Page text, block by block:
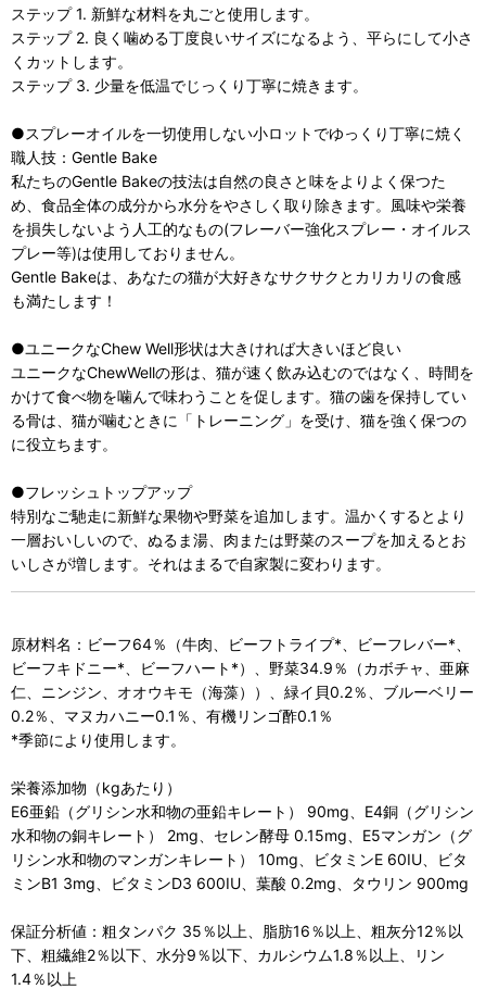
ステップ 1. 新鮮な材料を丸ごと使用します。
ステップ 2. 良く噛める丁度良いサイズになるよう、平らにして小さ
くカットします。
ステップ 3. 少量を低温でじっくり丁寧に焼きます。
●スプレーオイルを一切使用しない小ロットでゆっくり丁寧に焼く
職人技：Gentle Bake
私たちのGentle Bakeの技法は自然の良さと味をよりよく保つた
め、食品全体の成分から水分をやさしく取り除きます。風味や栄養
を損失しないよう人工的なもの(フレーバー強化スプレー・オイルス
プレー等)は使用しておりません。
Gentle Bakeは、あなたの猫が大好きなサクサクとカリカリの食感
も満たします！
●ユニークなChew Well形状は大きければ大きいほど良い
ユニークなChewWellの形は、猫が速く飲み込むのではなく、時間を
かけて食べ物を噛んで味わうことを促します。猫の歯を保持してい
る骨は、猫が噛むときに「トレーニング」を受け、猫を強く保つの
に役立ちます。
●フレッシュトップアップ
特別なご馳走に新鮮な果物や野菜を追加します。温かくするとより
一層おいしいので、ぬるま湯、肉または野菜のスープを加えるとお
いしさが増します。それはまるで自家製に変わります。
原材料名：ビーフ64％（牛肉、ビーフトライプ*、ビーフレバー*、
ビーフキドニー*、ビーフハート*）、野菜34.9％（カボチャ、亜麻
仁、ニンジン、オオウキモ（海藻））、緑イ貝0.2％、ブルーベリー
0.2％、マヌカハニー0.1％、有機リンゴ酢0.1％
*季節により使用します。
栄養添加物（kgあたり）
E6亜鉛（グリシン水和物の亜鉛キレート） 90mg、E4銅（グリシン
水和物の銅キレート） 2mg、セレン酵母 0.15mg、E5マンガン（グ
リシン水和物のマンガンキレート） 10mg、ビタミンE 60IU、ビタ
ミンB1 3mg、ビタミンD3 600IU、葉酸 0.2mg、タウリン 900mg
保証分析値：粗タンパク 35％以上、脂肪16％以上、粗灰分12％以
下、粗繊維2％以下、水分9％以下、カルシウム1.8％以上、リン
1.4％以上